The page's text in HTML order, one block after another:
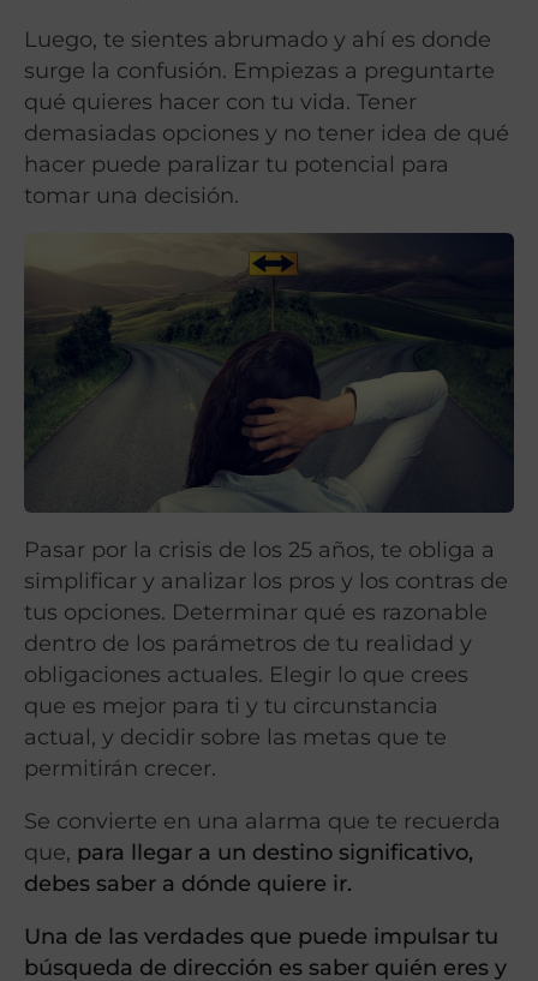
Luego, te sientes abrumado y ahí es donde
surge la confusión. Empiezas a preguntarte
qué quieres hacer con tu vida. Tener
demasiadas opciones y no tener idea de qué
hacer puede paralizar tu potencial para
tomar una decisión.
Pasar por la crisis de los 25 años, te obliga a
simplificar y analizar los pros y los contras de
tus opciones. Determinar qué es razonable
dentro de los parámetros de tu realidad y
obligaciones actuales. Elegir lo que crees
que es mejor para ti y tu circunstancia
actual, y decidir sobre las metas que te
permitirán crecer.
Se convierte en una alarma que te recuerda
que, para llegar a un destino significativo,
debes saber a dónde quiere ir.
Una de las verdades que puede impulsar tu
búsqueda de dirección es saber quién eres y